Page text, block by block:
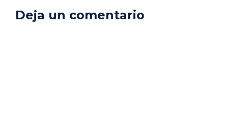
Deja un comentario